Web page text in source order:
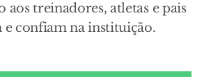
aos treinadores, atletas e pais
e confiam na instituição.